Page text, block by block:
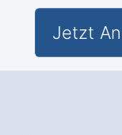
Jetzt